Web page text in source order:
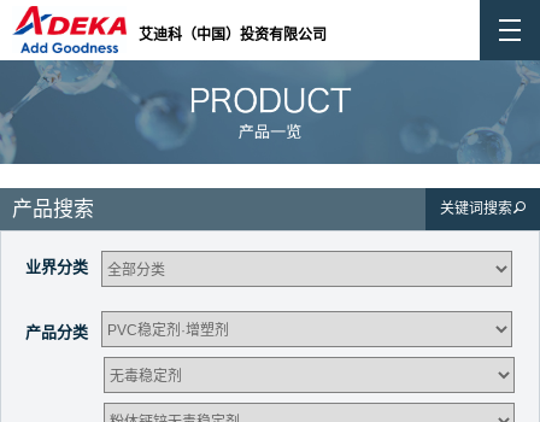
艾迪科（中国）投资有限公司
产品搜索 关键词搜索
业界分类
产品分类